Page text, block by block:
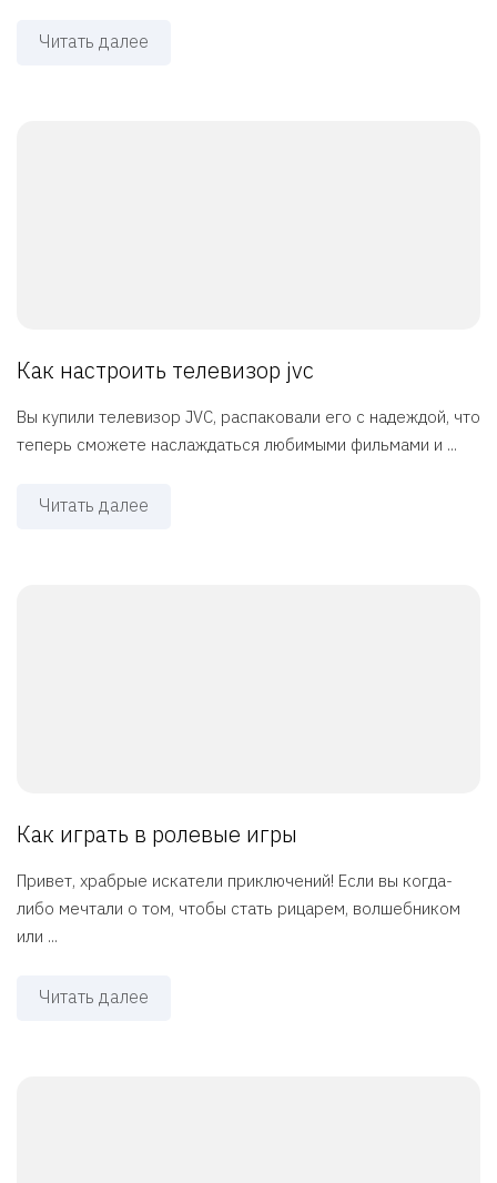
Читать далее
Как настроить телевизор jvc
Вы купили телевизор JVC, распаковали его с надеждой, что
теперь сможете наслаждаться любимыми фильмами и ...
Читать далее
Как играть в ролевые игры
Привет, храбрые искатели приключений! Если вы когда-
либо мечтали о том, чтобы стать рицарем, волшебником
или ...
Читать далее